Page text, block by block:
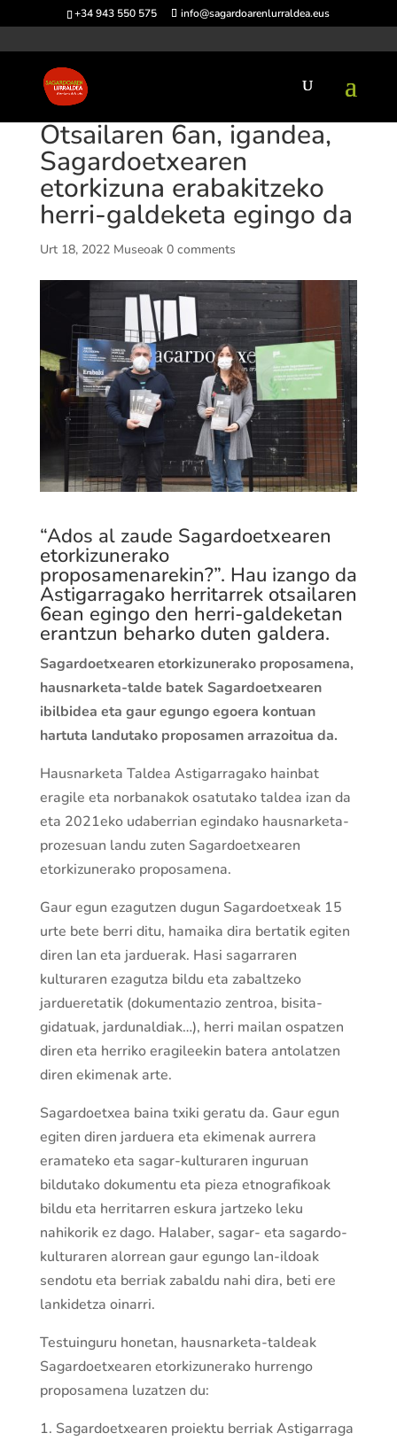
+34 943 550 575 info@sagardoarenlurraldea.eus
Otsailaren 6an, igandea,
Sagardoetxearen
etorkizuna erabakitzeko
herri-galdeketa egingo da
Urt 18, 2022 Museoak 0 comments
“Ados al zaude Sagardoetxearen
etorkizunerako
proposamenarekin?”. Hau izango da
Astigarragako herritarrek otsailaren
6ean egingo den herri-galdeketan
erantzun beharko duten galdera.
Sagardoetxearen etorkizunerako proposamena,
hausnarketa-talde batek Sagardoetxearen
ibilbidea eta gaur egungo egoera kontuan
hartuta landutako proposamen arrazoitua da.
Hausnarketa Taldea Astigarragako hainbat
eragile eta norbanakok osatutako taldea izan da
eta 2021eko udaberrian egindako hausnarketa-
prozesuan landu zuten Sagardoetxearen
etorkizunerako proposamena.
Gaur egun ezagutzen dugun Sagardoetxeak 15
urte bete berri ditu, hamaika dira bertatik egiten
diren lan eta jarduerak. Hasi sagarraren
kulturaren ezagutza bildu eta zabaltzeko
jardueretatik (dokumentazio zentroa, bisita-
gidatuak, jardunaldiak…), herri mailan ospatzen
diren eta herriko eragileekin batera antolatzen
diren ekimenak arte.
Sagardoetxea baina txiki geratu da. Gaur egun
egiten diren jarduera eta ekimenak aurrera
eramateko eta sagar-kulturaren inguruan
bildutako dokumentu eta pieza etnografikoak
bildu eta herritarren eskura jartzeko leku
nahikorik ez dago. Halaber, sagar- eta sagardo-
kulturaren alorrean gaur egungo lan-ildoak
sendotu eta berriak zabaldu nahi dira, beti ere
lankidetza oinarri.
Testuinguru honetan, hausnarketa-taldeak
Sagardoetxearen etorkizunerako hurrengo
proposamena luzatzen du:
1. Sagardoetxearen proiektu berriak Astigarraga